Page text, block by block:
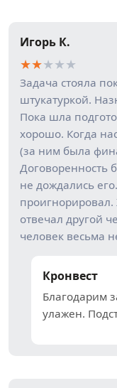
Игорь К.
★★★★★
Задача стояла
штукатуркой.
Пока шла
хорошо. Когда
(за ним была
Договоренность
не дождались
проигнорировал.
отвечал другой
человек весьма
Кронвест
Благодарим
улажен.